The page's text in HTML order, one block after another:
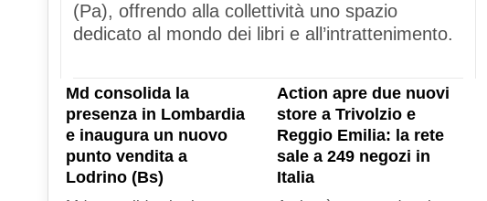
(Pa), offrendo alla collettività uno spazio
dedicato al mondo dei libri e all’intrattenimento.
Md consolida la
presenza in Lombardia
e inaugura un nuovo
punto vendita a
Lodrino (Bs)
Action apre due nuovi
store a Trivolzio e
Reggio Emilia: la rete
sale a 249 negozi in
Italia